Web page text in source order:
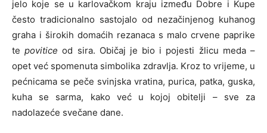
jelo koje se u karlovačkom kraju između Dobre i Kupe
često tradicionalno sastojalo od nezačinjenog kuhanog
graha i širokih domaćih rezanaca s malo crvene paprike
tepovitice od sira. Običaj je bio i pojesti žlicu meda –
opet već spomenuta simbolika zdravlja. Kroz to vrijeme, u
pećnicama se peče svinjska vratina, purica, patka, guska,
kuha se sarma, kako već u kojoj obitelji – sve za
nadolazeće svečane dane.